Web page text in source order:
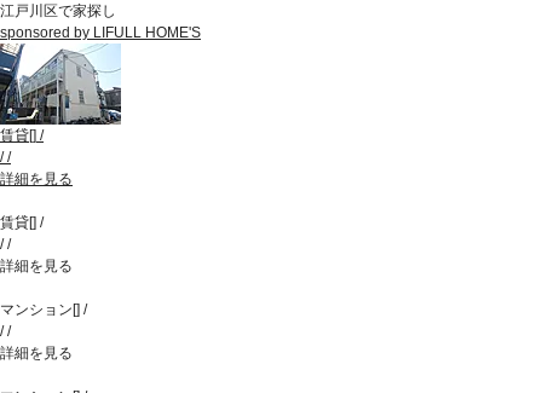
江戸川区で家探し
sponsored by LIFULL HOME'S
賃貸[] /
//
詳細を見る
賃貸[] /
//
詳細を見る
マンション[] /
//
詳細を見る